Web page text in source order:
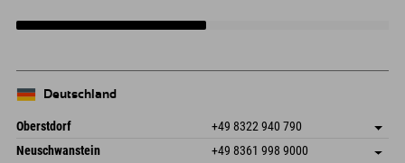
Deutschland
Oberstdorf +49 8322 940 790
An der Breitach 3
Adresse speichern
Neuschwanstein +49 8361 998 9000